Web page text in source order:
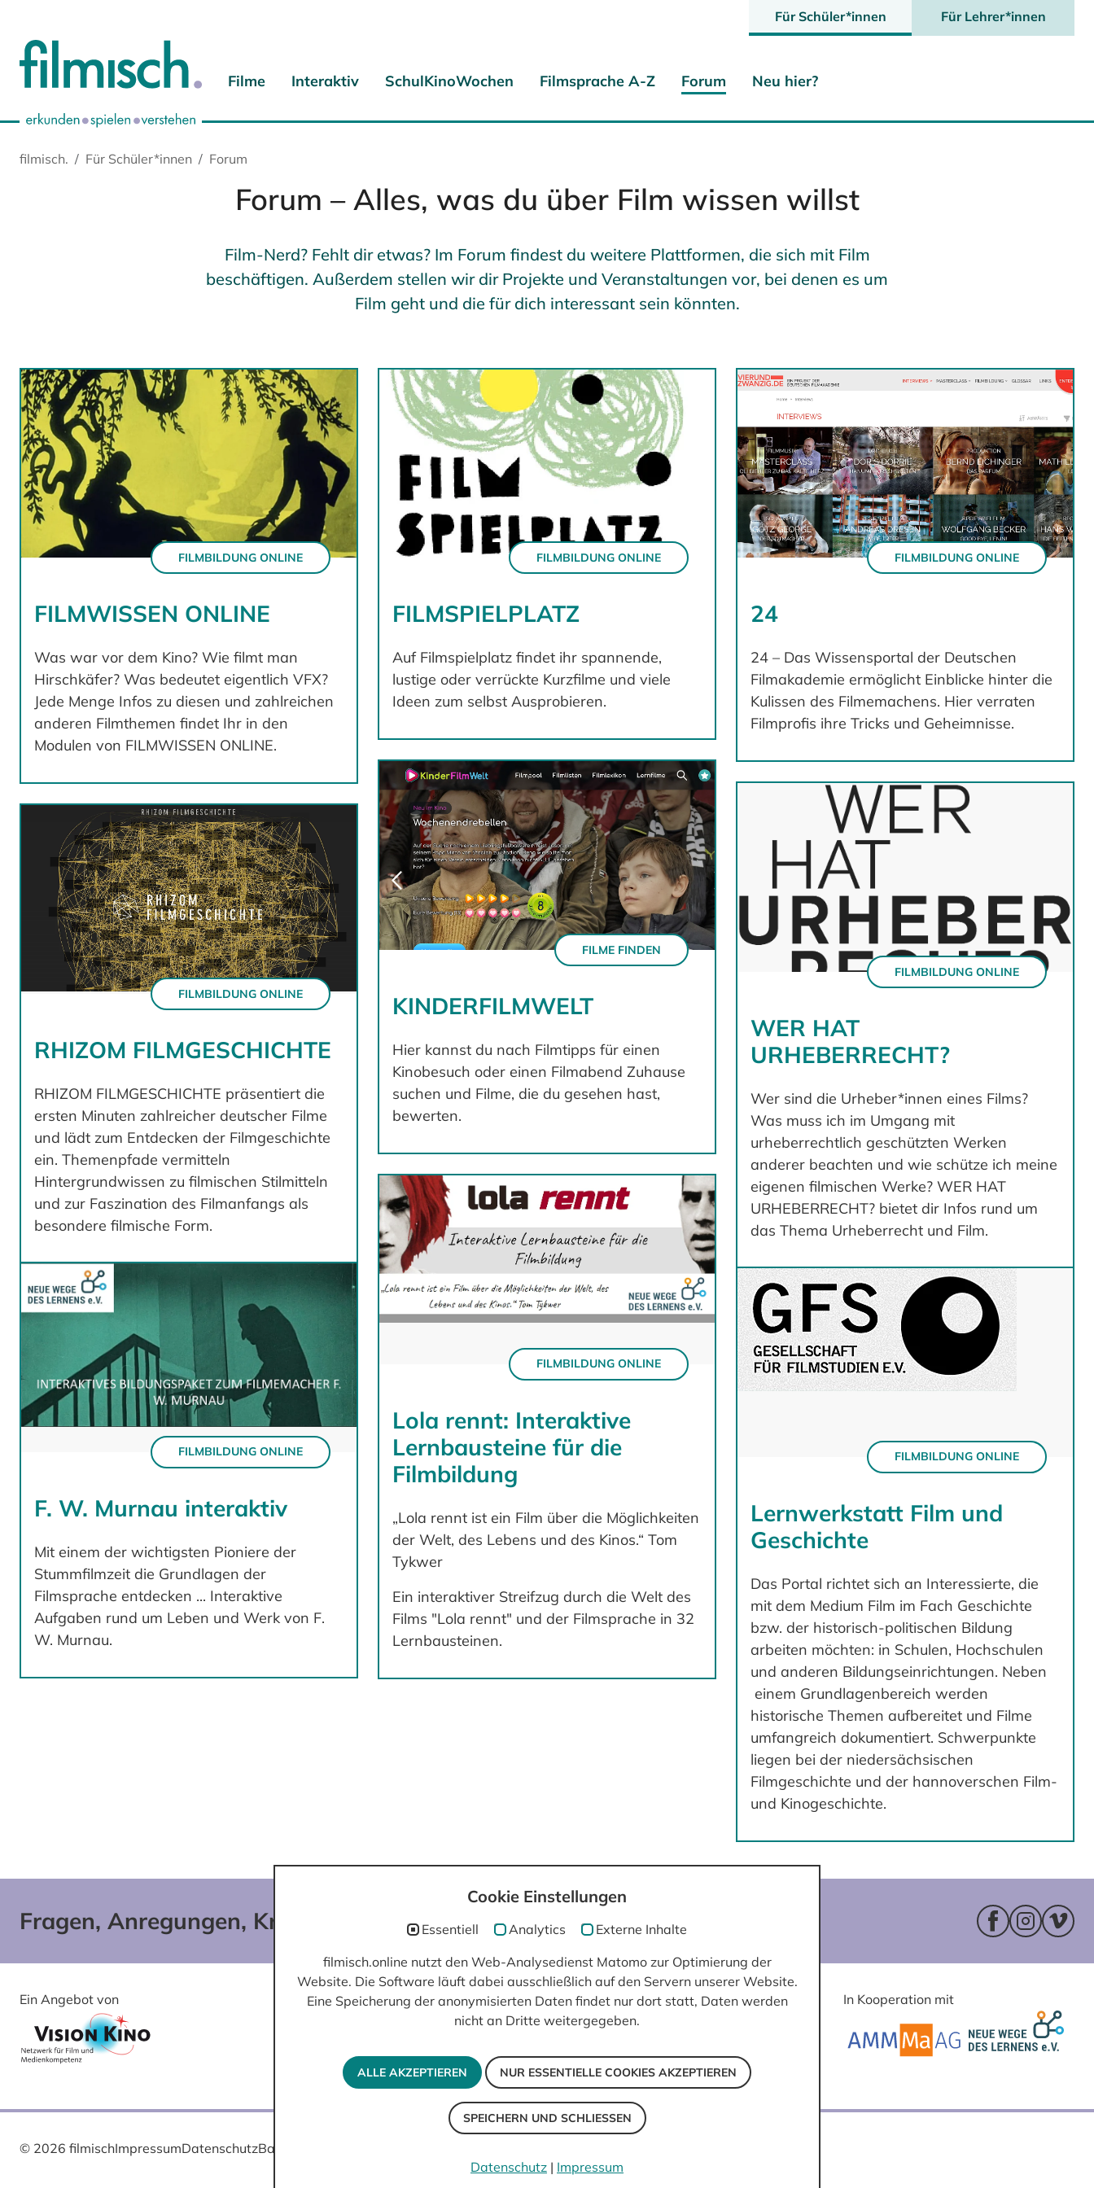
Für Schüler*innen Für Lehrer*innen
Filme Interaktiv SchulKinoWochen Filmsprache A-Z Forum Neu hier?
filmisch. Für Schüler*innen Forum
Forum – Alles, was du über Film wissen willst
Film-Nerd? Fehlt dir etwas? Im Forum findest du weitere Plattformen, die sich mit Film
beschäftigen. Außerdem stellen wir dir Projekte und Veranstaltungen vor, bei denen es um
Film geht und die für dich interessant sein könnten.
FILMBILDUNG ONLINE
FILMWISSEN ONLINE
Was war vor dem Kino? Wie filmt man
Hirschkäfer? Was bedeutet eigentlich VFX?
Jede Menge Infos zu diesen und zahlreichen
anderen Filmthemen findet Ihr in den
Modulen von FILMWISSEN ONLINE.
FILMBILDUNG ONLINE
FILMSPIELPLATZ
Auf Filmspielplatz findet ihr spannende,
lustige oder verrückte Kurzfilme und viele
Ideen zum selbst Ausprobieren.
FILMBILDUNG ONLINE
24
24 – Das Wissensportal der Deutschen
Filmakademie ermöglicht Einblicke hinter die
Kulissen des Filmemachens. Hier verraten
Filmprofis ihre Tricks und Geheimnisse.
FILME FINDEN
KINDERFILMWELT
Hier kannst du nach Filmtipps für einen
Kinobesuch oder einen Filmabend Zuhause
suchen und Filme, die du gesehen hast,
bewerten.
FILMBILDUNG ONLINE
WER HAT
URHEBERRECHT?
Wer sind die Urheber*innen eines Films?
Was muss ich im Umgang mit
urheberrechtlich geschützten Werken
anderer beachten und wie schütze ich meine
eigenen filmischen Werke? WER HAT
URHEBERRECHT? bietet dir Infos rund um
das Thema Urheberrecht und Film.
FILMBILDUNG ONLINE
RHIZOM FILMGESCHICHTE
RHIZOM FILMGESCHICHTE präsentiert die
ersten Minuten zahlreicher deutscher Filme
und lädt zum Entdecken der Filmgeschichte
ein. Themenpfade vermitteln
Hintergrundwissen zu filmischen Stilmitteln
und zur Faszination des Filmanfangs als
besondere filmische Form.
FILMBILDUNG ONLINE
Lola rennt: Interaktive
Lernbausteine für die
Filmbildung
„Lola rennt ist ein Film über die Möglichkeiten
der Welt, des Lebens und des Kinos.“ Tom
Tykwer
Ein interaktiver Streifzug durch die Welt des
Films "Lola rennt" und der Filmsprache in 32
Lernbausteinen.
FILMBILDUNG ONLINE
F. W. Murnau interaktiv
Mit einem der wichtigsten Pioniere der
Stummfilmzeit die Grundlagen der
Filmsprache entdecken ... Interaktive
Aufgaben rund um Leben und Werk von F.
W. Murnau.
FILMBILDUNG ONLINE
Lernwerkstatt Film und
Geschichte
Das Portal richtet sich an Interessierte, die
mit dem Medium Film im Fach Geschichte
bzw. der historisch-politischen Bildung
arbeiten möchten: in Schulen, Hochschulen
und anderen Bildungseinrichtungen. Neben
einem Grundlagenbereich werden
historische Themen aufbereitet und Filme
umfangreich dokumentiert. Schwerpunkte
liegen bei der niedersächsischen
Filmgeschichte und der hannoverschen Film-
und Kinogeschichte.
Fragen, Anregungen, Kritik? post(at)filmisch.online
Ein Angebot von Gefördert von In Kooperation mit
© 2026 filmischImpressumDatenschutzBarrierefreiheit
Cookie Einstellungen
Essentiell Analytics Externe Inhalte
filmisch.online nutzt den Web-Analysedienst Matomo zur Optimierung der
Website. Die Software läuft dabei ausschließlich auf den Servern unserer Website.
Eine Speicherung der anonymisierten Daten findet nur dort statt, Daten werden
nicht an Dritte weitergegeben.
ALLE AKZEPTIEREN NUR ESSENTIELLE COOKIES AKZEPTIEREN
SPEICHERN UND SCHLIESSEN
Datenschutz | Impressum